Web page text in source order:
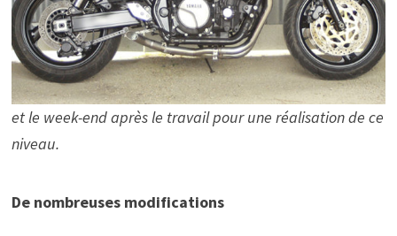
et le week-end après le travail pour une réalisation de ce
niveau.
De nombreuses modifications